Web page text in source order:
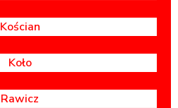
Kościan
Koło
Rawicz